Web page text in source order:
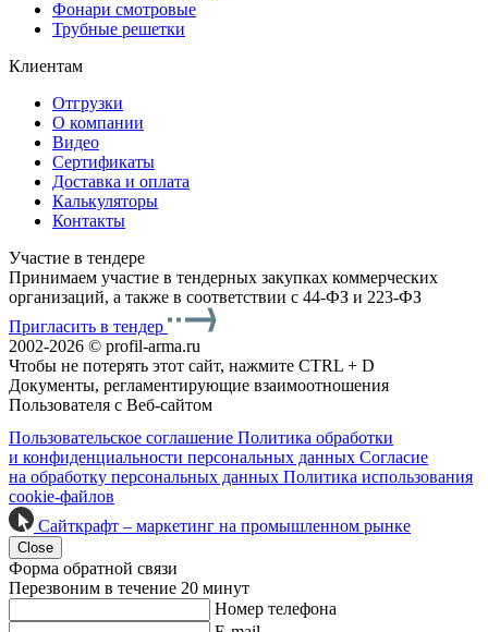
Фонари смотровые
Трубные решетки
Клиентам
Отгрузки
О компании
Видео
Сертификаты
Доставка и оплата
Калькуляторы
Контакты
Участие в тендере
Принимаем участие в тендерных закупках коммерческих
организаций, а также в соответствии с 44-ФЗ и 223-ФЗ
Пригласить в тендер
2002-2026 © profil-arma.ru
Чтобы не потерять этот сайт, нажмите CTRL + D
Документы, регламентирующие взаимоотношения
Пользователя с Веб-сайтом
Пользовательское соглашение Политика обработки
и конфиденциальности персональных данных Согласие
на обработку персональных данных Политика использования
cookie-файлов
Сайткрафт – маркетинг на промышленном рынке
Close
Форма обратной связи
Перезвоним в течение 20 минут
Номер телефона